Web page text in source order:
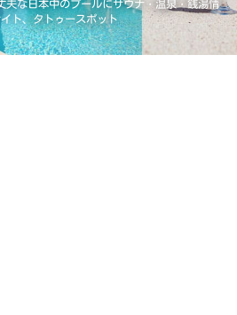
夫な日本中のプールにサウナ・温泉・銭湯情
ト、タトゥースポット